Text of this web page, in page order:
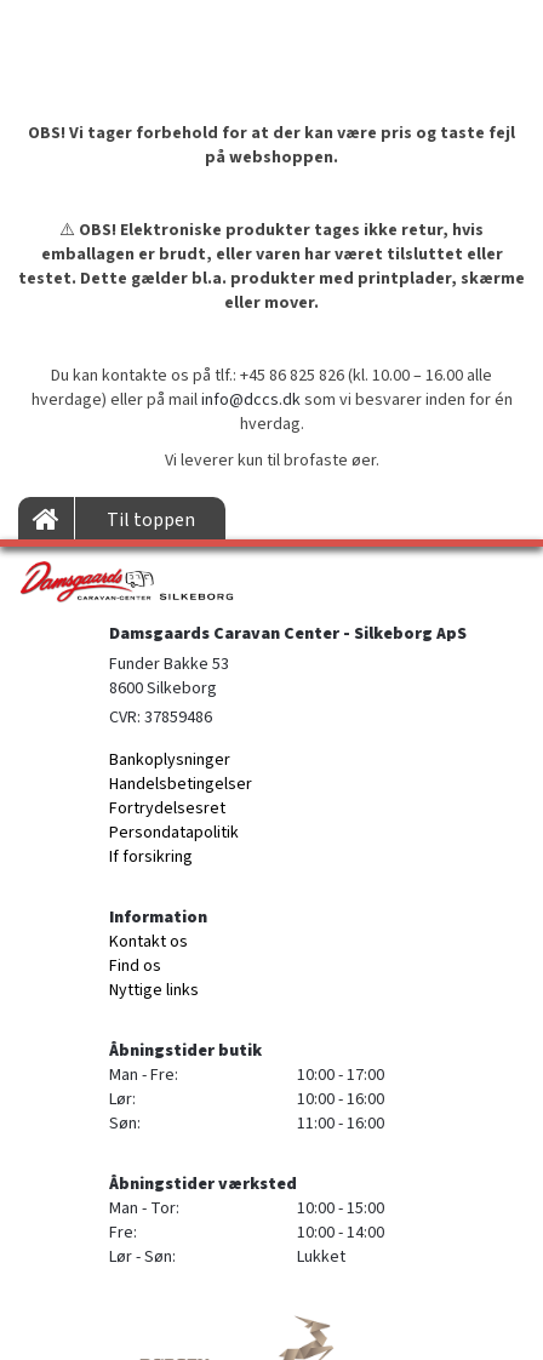
OBS! Vi tager forbehold for at der kan være pris og taste fejl
på webshoppen.
⚠️ OBS! Elektroniske produkter tages ikke retur, hvis
emballagen er brudt, eller varen har været tilsluttet eller
testet. Dette gælder bl.a. produkter med printplader, skærme
eller mover.
Du kan kontakte os på tlf.: +45 86 825 826 (kl. 10.00 – 16.00 alle
hverdage) eller på mailinfo@dccs.dksom vi besvarer inden for én
hverdag.
Vi leverer kun til brofaste øer.
Til toppen
Damsgaards Caravan Center - Silkeborg ApS
Funder Bakke 53
8600 Silkeborg
CVR: 37859486
Bankoplysninger
Handelsbetingelser
Fortrydelsesret
Persondatapolitik
If forsikring
Information
Kontakt os
Find os
Nyttige links
Åbningstider butik
Man - Fre:
10:00 - 17:00
Lør:
10:00 - 16:00
Søn:
11:00 - 16:00
Åbningstider værksted
Man - Tor:
10:00 - 15:00
Fre:
10:00 - 14:00
Lør - Søn:
Lukket